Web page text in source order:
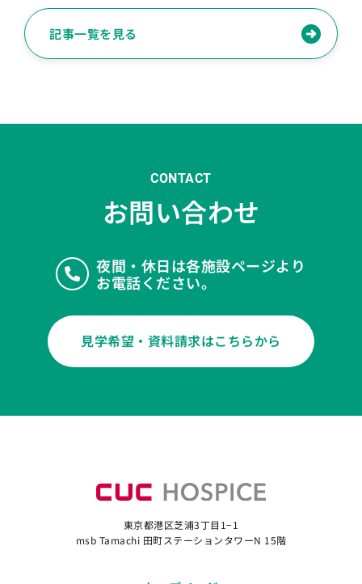
記事一覧を見る
CONTACT
お問い合わせ
夜間・休日は各施設ページより
お電話ください。
見学希望・資料請求はこちらから
東京都港区芝浦3丁目1−1
msb Tamachi 田町ステーションタワーN 15階